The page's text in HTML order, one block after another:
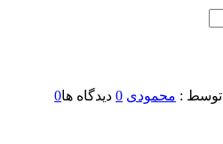
توسط : محمودی 0 دیدگاه ها0